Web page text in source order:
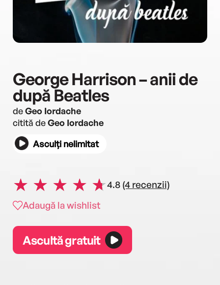
George Harrison – anii de
după Beatles
deGeo Iordache
citită deGeo Iordache
Asculți nelimitat
4.8 (4 recenzii)
Adaugă la wishlist
Ascultă gratuit